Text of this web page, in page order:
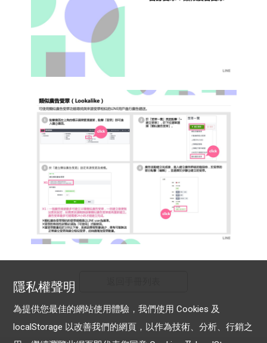
隱私權聲明
為提供您最佳的網站使用體驗，我們使用 Cookies 及
localStorage 以改善我們的網頁，以作為技術、分析、行銷之